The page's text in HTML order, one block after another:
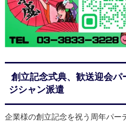
創立記念式典、歓送迎会パ
ジシャン派遣
企業様の創立記念を祝う周年パー